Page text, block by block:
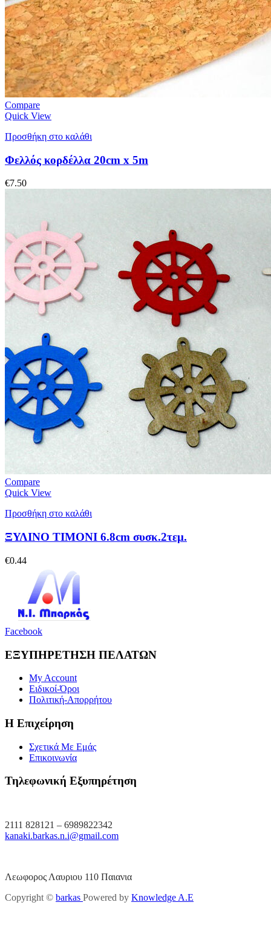
Compare
Quick View
Προσθήκη στο καλάθι
Φελλός κορδέλλα 20cm x 5m
€7.50
Compare
Quick View
Προσθήκη στο καλάθι
ΞΥΛΙΝΟ ΤΙΜΟΝΙ 6.8cm συσκ.2τεμ.
€0.44
Facebook
ΕΞΥΠΗΡΕΤΗΣΗ ΠΕΛΑΤΩΝ
My Account
Ειδικοί-Όροι
Πολιτική-Απορρήτου
Η Επιχείρηση
Σχετικά Με Εμάς
Επικοινωνία
Τηλεφωνική Εξυπηρέτηση
2111 828121 – 6989822342
kanaki.barkas.n.i@gmail.com
Λεωφορος Λαυριου 110 Παιανια
Copyright © barkas Powered by Knowledge A.E